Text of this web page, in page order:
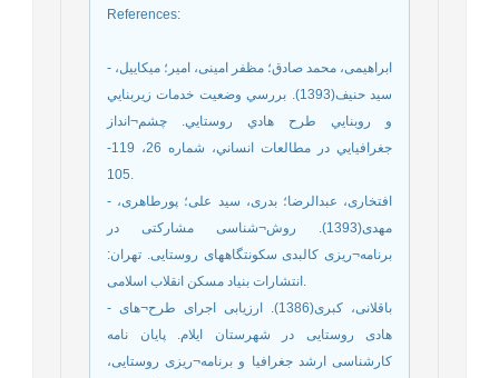
References:
- ابراهیمی، محمد صادق؛ مظفر امینی، امیر؛ میکاییل،
سید حنیف(1393). بررسي وضعيت خدمات زيربنايي
و روبنايي طرح هادي روستايي. چشم¬انداز
جغرافيايي در مطالعات انساني، شماره 26، 119-
105.
- افتخاری، عبدالرضا؛ بدری، سید علی؛ پورطاهری،
مهدی(1393). روش¬شناسی مشارکتی در
برنامه¬ریزی کالبدی سکونتگاههای روستایی. تهران:
انتشارات بنیاد مسکن انقلاب اسلامی.
- باقلانی، کبری(1386). ارزیابی اجرای طرح¬های
هادی روستایی در شهرستان ایلام. پایان نامه
کارشناسی ارشد جغرافیا و برنامه¬ریزی روستایی،